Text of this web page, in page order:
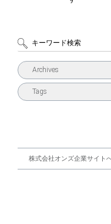
Archives
Tags
株式会社オンズ企業サイト